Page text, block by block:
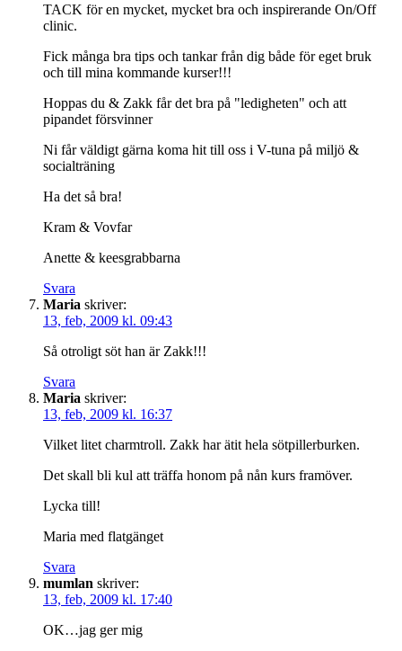
TACK för en mycket, mycket bra och inspirerande On/Off
clinic.
Fick många bra tips och tankar från dig både för eget bruk
och till mina kommande kurser!!!
Hoppas du & Zakk får det bra på "ledigheten" och att
pipandet försvinner
Ni får väldigt gärna koma hit till oss i V-tuna på miljö &
socialträning
Ha det så bra!
Kram & Vovfar
Anette & keesgrabbarna
Svara
Maria skriver:
13, feb, 2009 kl. 09:43
Så otroligt söt han är Zakk!!!
Svara
Maria skriver:
13, feb, 2009 kl. 16:37
Vilket litet charmtroll. Zakk har ätit hela sötpillerburken.
Det skall bli kul att träffa honom på nån kurs framöver.
Lycka till!
Maria med flatgänget
Svara
mumlan skriver:
13, feb, 2009 kl. 17:40
OK…jag ger mig